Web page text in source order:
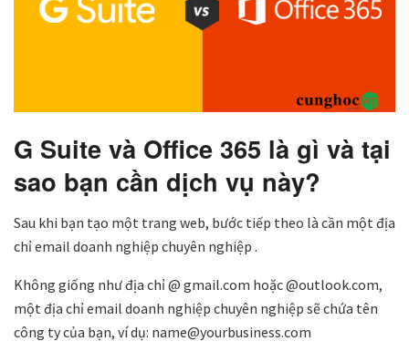
G Suite và Office 365 là gì và tại
sao bạn cần dịch vụ này?
Sau khi bạn tạo một trang web, bước tiếp theo là cần một địa
chỉ email doanh nghiệp chuyên nghiệp .
Không giống như địa chỉ @ gmail.com hoặc @outlook.com,
một địa chỉ email doanh nghiệp chuyên nghiệp sẽ chứa tên
công ty của bạn, ví dụ: name@yourbusiness.com